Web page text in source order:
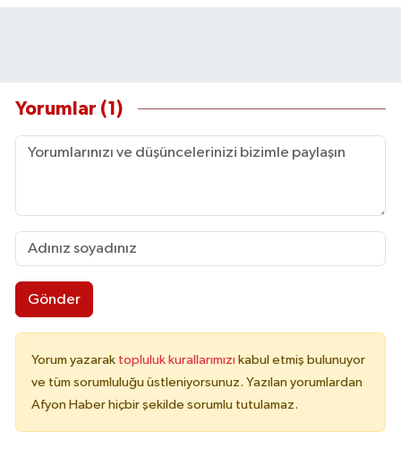
Yorumlar (1)
Gönder
Yorum yazarak topluluk kurallarımızı kabul etmiş bulunuyor
ve tüm sorumluluğu üstleniyorsunuz. Yazılan yorumlardan
Afyon Haber hiçbir şekilde sorumlu tutulamaz.